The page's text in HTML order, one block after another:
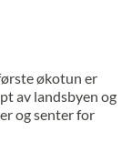
økotun er
av landsbyen og
og senter for